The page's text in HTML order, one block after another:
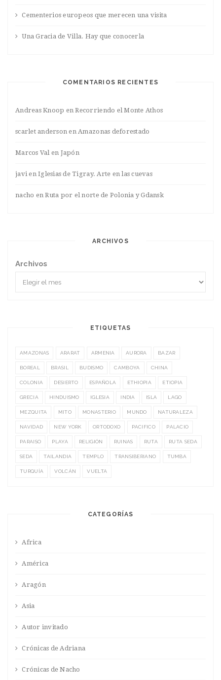
Cementerios europeos que merecen una visita
Una Gracia de Villa. Hay que conocerla
COMENTARIOS RECIENTES
Andreas Knoop enRecorriendo el Monte Athos
scarlet anderson enAmazonas deforestado
Marcos Valen Japón
javienIglesias de Tigray. Arte en las cuevas
nacho enRuta por el norte de Polonia y Gdansk
ARCHIVOS
Archivos
ETIQUETAS
AMAZONAS ARARAT ARMENIA AURORA BAZAR
BOREAL BRASIL BUDISMO CAMBOYA CHINA
COLONIA DESIERTO ESPAÑOLA ETHIOPIA ETIOPIA
GRECIA HINDUISMO IGLESIA INDIA ISLA LAGO
MEZQUITA MITO MONASTERIO MUNDO NATURALEZA
NAVIDAD NEW YORK ORTODOXO PACIFICO PALACIO
PARAISO PLAYA RELIGIÓN RUINAS RUTA RUTA SEDA
SEDA TAILANDIA TEMPLO TRANSIBERIANO TUMBA
TURQUÍA VOLCÁN VUELTA
CATEGORÍAS
Africa
América
Aragón
Asia
Autor invitado
Crónicas de Adriana
Crónicas de Nacho